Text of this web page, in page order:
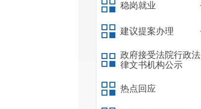
稳岗就业
建议提案办理
政府接受法院行政法
律文书机构公示
热点回应